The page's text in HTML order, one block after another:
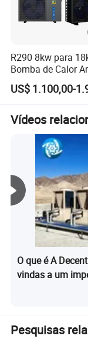
R290 8kw para
Bomba de Calor
Água Inversor DC
Completo de
Temperatura TUV
Aquecedor de
Fonte de Ar
Vídeos
O que é A
vindas a um
horticultura da
de uma solução
calor
Pesquisas